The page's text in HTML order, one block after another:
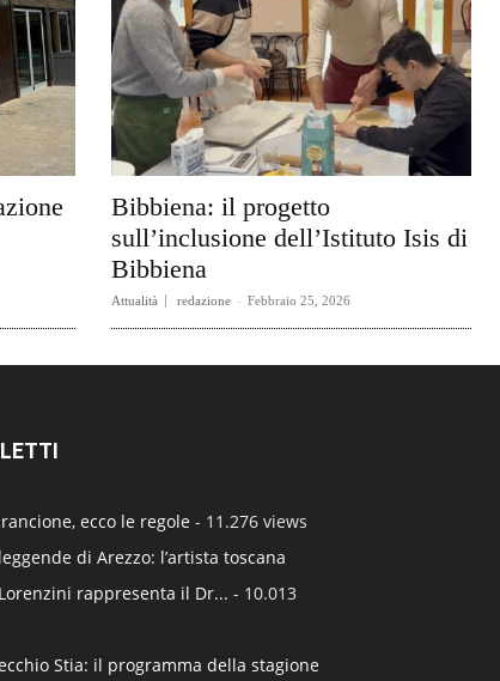
Bibbiena: il progetto
sull’inclusione dell’Istituto Isis di
Bibbiena
Attualità redazione - Febbraio 25, 2026
ecco le regole - 11.276 views
di Arezzo: l’artista toscana
rappresenta il Dr... - 10.013
Stia: il programma della stagione